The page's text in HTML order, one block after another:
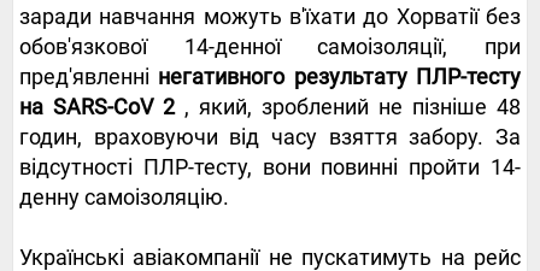
заради навчання можуть в'їхати до Хорватії без
обов'язкової 14-денної самоізоляції, при
пред'явленні негативного результату ПЛР-тесту
на SARS-CoV 2, який, зроблений не пізніше 48
годин, враховуючи від часу взяття забору. За
відсутності ПЛР-тесту, вони повинні пройти 14-
денну самоізоляцію.
Українські авіакомпанії не пускатимуть на рейс